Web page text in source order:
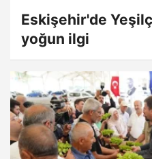
Eskişehir'de
yoğun ilgi